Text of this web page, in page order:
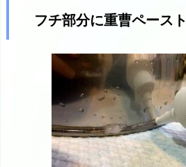
フチ部分に重曹ペースト